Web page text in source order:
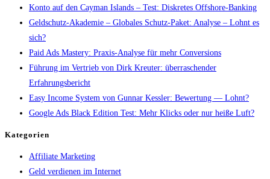
Konto auf den Cayman Islands – Test: Diskretes Offshore-Banking
Geldschutz-Akademie – Globales Schutz-Paket: Analyse – Lohnt es
sich?
Paid Ads Mastery: Praxis-Analyse für mehr Conversions
Führung im Vertrieb von Dirk Kreuter: überraschender
Erfahrungsbericht
Easy Income System von Gunnar Kessler: Bewertung — Lohnt?
Google Ads Black Edition Test: Mehr Klicks oder nur heiße Luft?
Kategorien
Affiliate Marketing
Geld verdienen im Internet